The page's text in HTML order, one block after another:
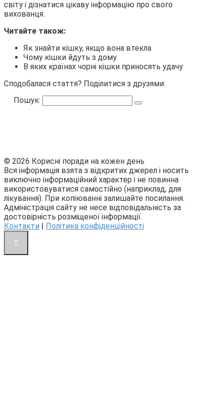
світу і дізнатися цікаву інформацію про свого
вихованця.
Читайте також:
Як знайти кішку, якщо вона втекла
Чому кішки йдуть з дому
В яких країнах чорні кішки приносять удачу
Сподобалася стаття? Поділитися з друзями:
Пошук:
© 2026 Корисні поради на кожен день
Вся інформація взята з відкритих джерел і носить
виключно інформаційний характер і не повинна
використовуватися самостійно (наприклад, для
лікування). При копіюванні залишайте посилання.
Адміністрація сайту не несе відповідальність за
достовірність розміщеної інформації.
Контакти
Політика конфіденційності